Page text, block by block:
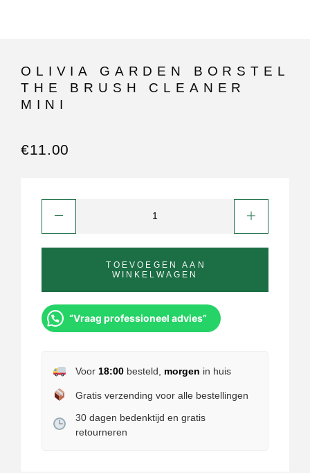
OLIVIA GARDEN BORSTEL
THE BRUSH CLEANER
MINI
€11.00
TOEVOEGEN AAN
WINKELWAGEN
“Vraag professioneel advies”
Voor 18:00besteld, morgen in huis
Gratis verzending voor alle bestellingen
30 dagen bedenktijd en gratis
retourneren